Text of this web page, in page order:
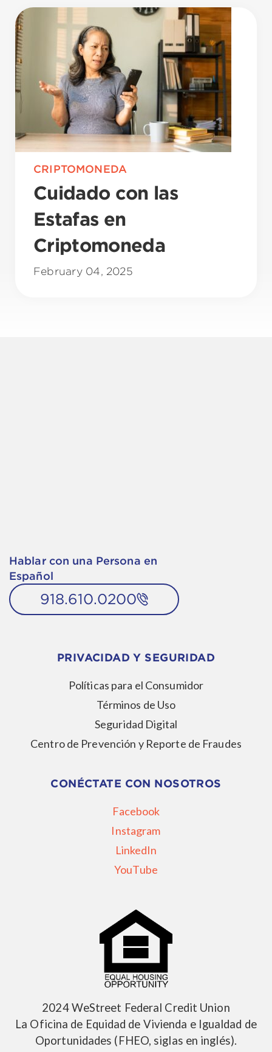
CRIPTOMONEDA
Cuidado con las
Estafas en
Criptomoneda
February 04, 2025
Hablar con una Persona en
Español
918.610.0200
PRIVACIDAD Y SEGURIDAD
Políticas para el Consumidor
Términos de Uso
Seguridad Digital
Centro de Prevención y Reporte de Fraudes
CONÉCTATE CON NOSOTROS
Facebook
Instagram
LinkedIn
YouTube
2024 WeStreet Federal Credit Union
La Oficina de Equidad de Vivienda e Igualdad de
Oportunidades (FHEO, siglas en inglés).